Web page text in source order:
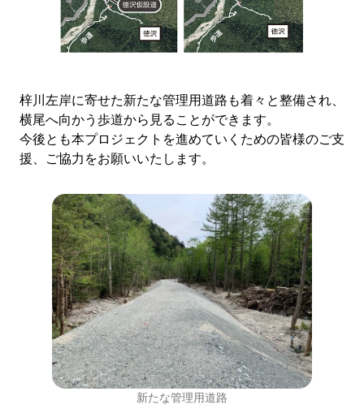
梓川左岸に寄せた新たな管理用道路も着々と整備され、
横尾へ向かう歩道から見ることができます。
今後とも本プロジェクトを進めていくための皆様のご支
援、ご協力をお願いいたします。
新たな管理用道路